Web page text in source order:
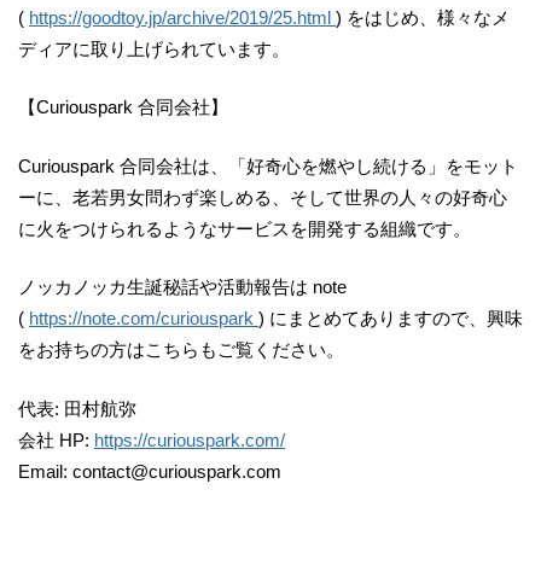
( https://goodtoy.jp/archive/2019/25.html ) をはじめ、様々なメ
ディアに取り上げられています。
【Curiouspark 合同会社】
Curiouspark 合同会社は、「好奇心を燃やし続ける」をモット
ーに、老若男女問わず楽しめる、そして世界の人々の好奇心
に火をつけられるようなサービスを開発する組織です。
ノッカノッカ生誕秘話や活動報告は note
( https://note.com/curiouspark ) にまとめてありますので、興味
をお持ちの方はこちらもご覧ください。
代表: 田村航弥
会社 HP: https://curiouspark.com/
Email: contact@curiouspark.com